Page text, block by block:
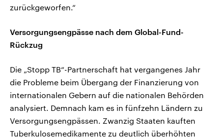
zurückgeworfen.“
Versorgungsengpässe nach dem Global-Fund-
Rückzug
Die „Stopp TB“-Partnerschaft hat vergangenes Jahr
die Probleme beim Übergang der Finanzierung von
internationalen Gebern auf die nationalen Behörden
analysiert. Demnach kam es in fünfzehn Ländern zu
Versorgungsengpässen. Zwanzig Staaten kauften
Tuberkulosemedikamente zu deutlich überhöhten